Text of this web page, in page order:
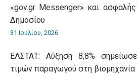
«gov.gr Messenger» και ασφαλής
Δημοσίου
31 Ιουλίου, 2026
ΕΛΣΤΑΤ: Αύξηση 8,8%
τιμών παραγωγού στη βιομηχανία